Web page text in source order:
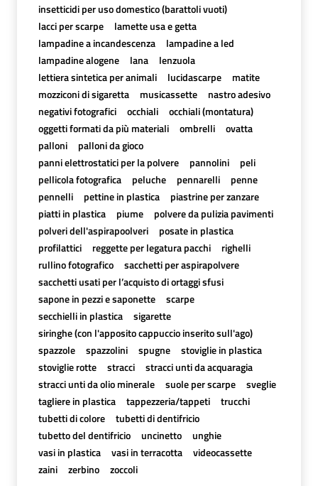
insetticidi per uso domestico (barattoli vuoti)
lacci per scarpe
lamette usa e getta
lampadine a incandescenza
lampadine a led
lampadine alogene
lana
lenzuola
lettiera sintetica per animali
lucidascarpe
matite
mozziconi di sigaretta
musicassette
nastro adesivo
negativi fotografici
occhiali
occhiali (montatura)
oggetti formati da più materiali
ombrelli
ovatta
palloni
palloni da gioco
panni elettrostatici per la polvere
pannolini
peli
pellicola fotografica
peluche pennarelli
penne
pennelli
pettine in plastica
piastrine per zanzare
piatti in plastica
piume
polvere da pulizia pavimenti
polveri dell'aspirapoolveri
posate in plastica
profilattici
reggette per legatura pacchi
righelli
rullino fotografico
sacchetti per aspirapolvere
sacchetti usati per l’acquisto di ortaggi sfusi
sapone in pezzi e saponette
scarpe
secchielli in plastica
sigarette
siringhe (con l'apposito cappuccio inserito sull'ago)
spazzole
spazzolini spugne
stoviglie in plastica
stoviglie rotte
stracci
stracci unti da acquaragia
stracci unti da olio minerale
suole per scarpe
sveglie
tagliere in plastica
tappezzeria/tappeti
trucchi
tubetti di colore
tubetti di dentifricio
tubetto del dentifricio
uncinetto
unghie
vasi in plastica
vasi in terracotta
videocassette
zaini
zerbino zoccoli